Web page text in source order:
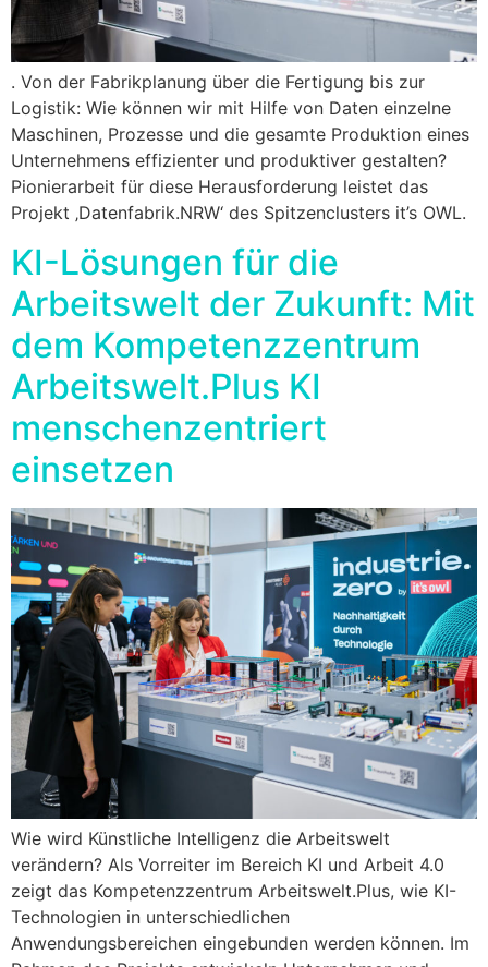
. Von der Fabrikplanung über die Fertigung bis zur
Logistik: Wie können wir mit Hilfe von Daten einzelne
Maschinen, Prozesse und die gesamte Produktion eines
Unternehmens effizienter und produktiver gestalten?
Pionierarbeit für diese Herausforderung leistet das
Projekt ‚Datenfabrik.NRW‘ des Spitzenclusters it’s OWL.
KI-Lösungen für die
Arbeitswelt der Zukunft: Mit
dem Kompetenzzentrum
Arbeitswelt.Plus KI
menschenzentriert
einsetzen
Wie wird Künstliche Intelligenz die Arbeitswelt
verändern? Als Vorreiter im Bereich KI und Arbeit 4.0
zeigt das Kompetenzzentrum Arbeitswelt.Plus, wie KI-
Technologien in unterschiedlichen
Anwendungsbereichen eingebunden werden können. Im